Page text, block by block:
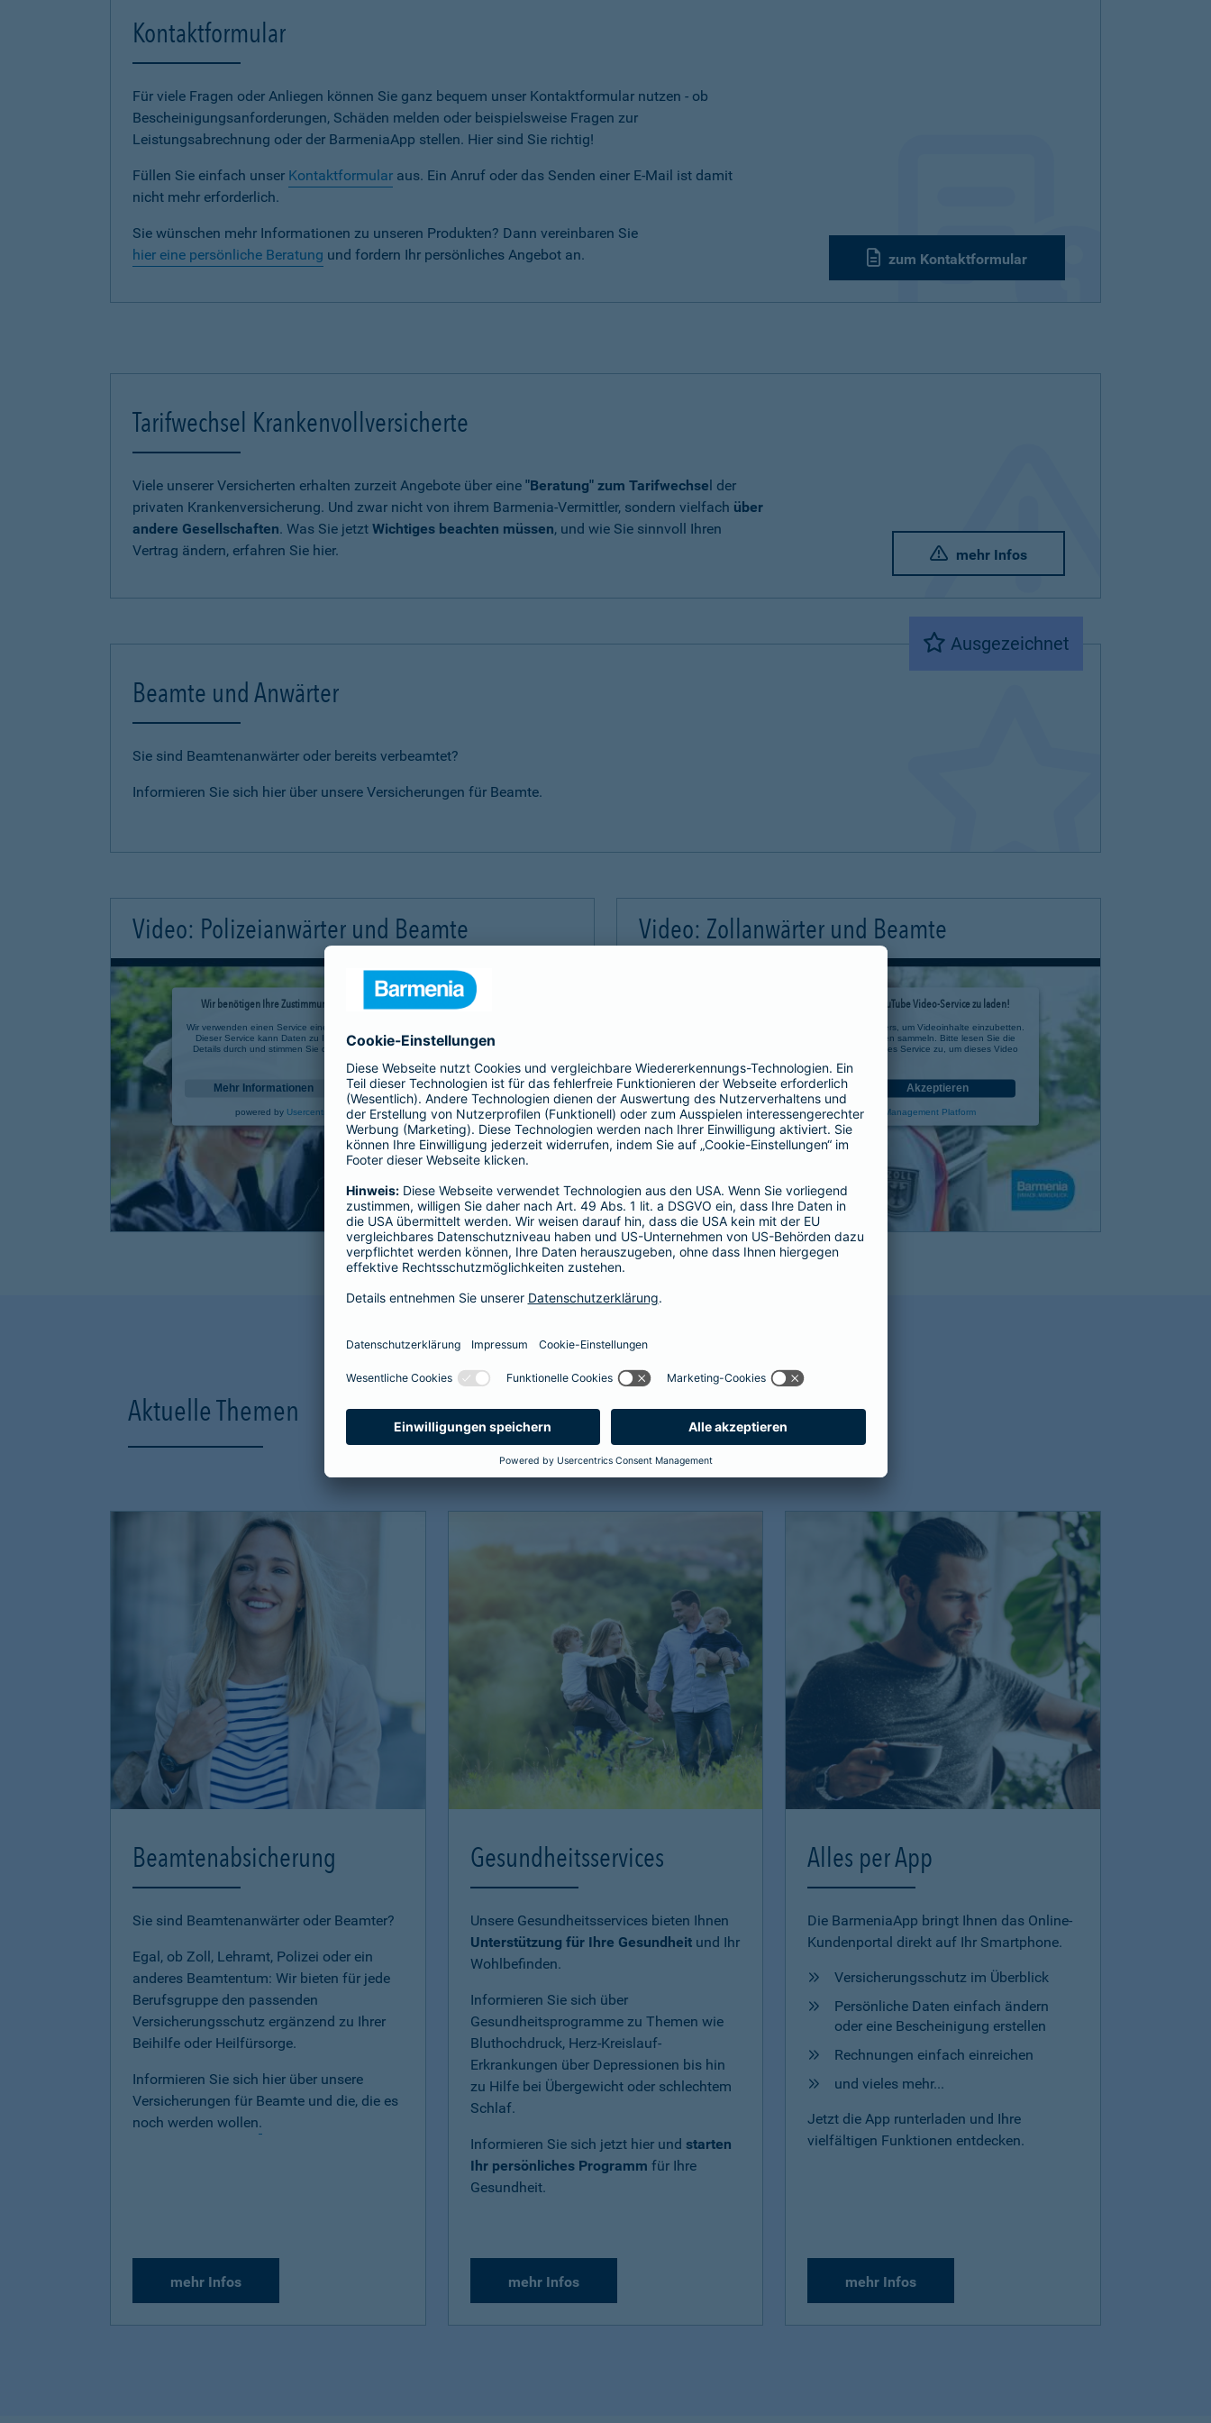
Kontaktformular
Für viele Fragen oder Anliegen können Sie ganz bequem unser Kontaktformular nutzen - ob
Bescheinigungsanforderungen, Schäden melden oder beispielsweise Fragen zur
Leistungsabrechnung oder der BarmeniaApp stellen. Hier sind Sie richtig!
Füllen Sie einfach unser Kontaktformular aus. Ein Anruf oder das Senden einer E-Mail ist damit
nicht mehr erforderlich.
Sie wünschen mehr Informationen zu unseren Produkten? Dann vereinbaren Sie
hier eine persönliche Beratung und fordern Ihr persönliches Angebot an. zum Kontaktformular
Tarifwechsel Krankenvollversicherte
Viele unserer Versicherten erhalten zurzeit Angebote über eine "Beratung" zum Tarifwechsel der
privaten Krankenversicherung. Und zwar nicht von ihrem Barmenia-Vermittler, sondern vielfach über
andere Gesellschaften. Was Sie jetzt Wichtiges beachten müssen, und wie Sie sinnvoll Ihren
Vertrag ändern, erfahren Sie hier.
mehr Infos
Ausgezeichnet
Beamte und Anwärter
Sie sind Beamtenanwärter oder bereits verbeamtet?
Informieren Sie sich hier über unsere Versicherungen für Beamte.
Video: Polizeianwärter und Beamte
Wir benötigen Ihre Zustimmung, um den YouTube Video-Service zu laden!
Wir verwenden einen Service eines Drittanbieters, um Videoinhalte einzubetten.
Dieser Service kann Daten zu Ihren Aktivitäten sammeln. Bitte lesen Sie die
Details durch und stimmen Sie der Nutzung des Service zu, um dieses Video
Mehr Informationen Akzeptieren
powered by Usercentrics Consent Management Platform
Video: Zollanwärter und Beamte
Wir benötigen Ihre Zustimmung, um den YouTube Video-Service zu laden!
Wir verwenden einen Service eines Drittanbieters, um Videoinhalte einzubetten.
Dieser Service kann Daten zu Ihren Aktivitäten sammeln. Bitte lesen Sie die
Details durch und stimmen Sie der Nutzung des Service zu, um dieses Video
Mehr Informationen Akzeptieren
powered byUsercentrics Consent Management Platform
Aktuelle Themen
Beamtenabsicherung
Sie sind Beamtenanwärter oder Beamter?
Egal, ob Zoll, Lehramt, Polizei oder ein
anderes Beamtentum: Wir bieten für jede
Berufsgruppe den passenden
Versicherungsschutz ergänzend zu Ihrer
Beihilfe oder Heilfürsorge.
Informieren Sie sich hier über unsere
Versicherungen für Beamte und die, die es
noch werden wollen.
mehr Infos
Gesundheitsservices
Unsere Gesundheitsservices bieten Ihnen
Unterstützung für Ihre Gesundheitund Ihr
Wohlbefinden.
Informieren Sie sich über
Gesundheitsprogramme zu Themen wie
Bluthochdruck, Herz-Kreislauf-
Erkrankungen über Depressionen bis hin
zu Hilfe bei Übergewicht oder schlechtem
Schlaf.
Informieren Sie sich jetzt hier und starten
Ihr persönliches Programm für Ihre
Gesundheit.
mehr Infos
Alles per App
Die BarmeniaApp bringt Ihnen das Online-
Kundenportal direkt auf Ihr Smartphone.
Versicherungsschutz im Überblick
Persönliche Daten einfach ändern
oder eine Bescheinigung erstellen
Rechnungen einfach einreichen
und vieles mehr...
Jetzt die App runterladen und Ihre
vielfältigen Funktionen entdecken.
mehr Infos